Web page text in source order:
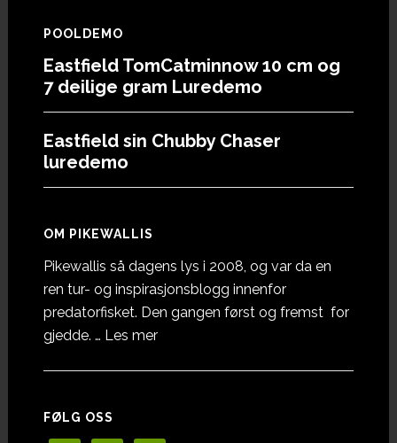
POOLDEMO
Eastfield TomCatminnow 10 cm og
7 deilige gram Luredemo
Eastfield sin Chubby Chaser
luredemo
OM PIKEWALLIS
Pikewallis så dagens lys i 2008, og var da en
ren tur- og inspirasjonsblogg innenfor
predatorfisket. Den gangen først og fremst for
gjedde. … Les meromOm
FØLG OSS